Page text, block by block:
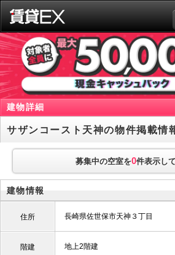
建物詳細
サザンコースト天神の物件掲載情
募集中の空室を0件表示し
建物情報
住所 長崎県佐世保市天神３丁目
階建 地上2階建